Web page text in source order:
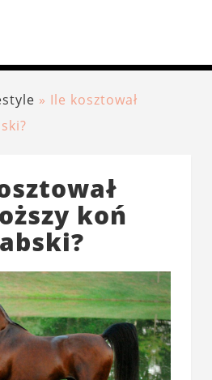
» Ile kosztował
koń